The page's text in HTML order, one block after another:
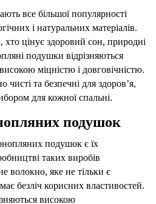
все більшої популярності
і натуральних матеріалів.
цінує здоровий сон, природні
подушки відрізняються
міцністю і довговічністю.
чисті та безпечні для здоров’я,
для кожної спальні.
подушок
подушок є їх
таких виробів
волокно, яке не тільки є
безліч корисних властивостей.
високою